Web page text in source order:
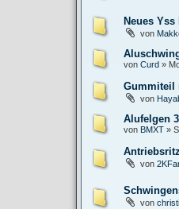
Neues
von
von Curd »
Gummiteil
von
Alufelgen
von BMXT »
von
von